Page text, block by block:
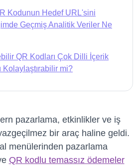
Kodunun Hedef URL'sini
Geçmiş Analitik Veriler Ne
QR Kodları Çok Dilli İçerik
Kolaylaştırabilir mi?
pazarlama, etkinlikler ve iş
bir araç haline geldi.
menülerinden pazarlama
QR kodlu temassız ödemeler